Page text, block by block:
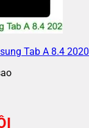
Tab A 8.4 2020